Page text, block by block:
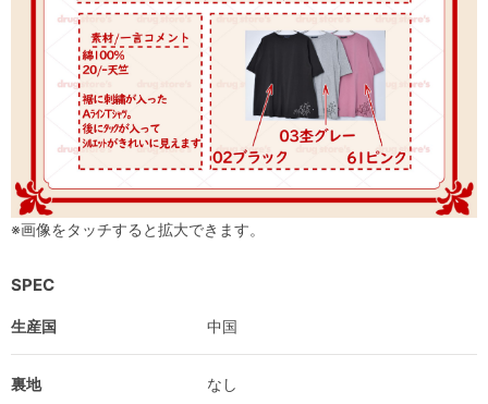
※画像をタッチすると拡大できます。
SPEC
生産国 中国
裏地 なし